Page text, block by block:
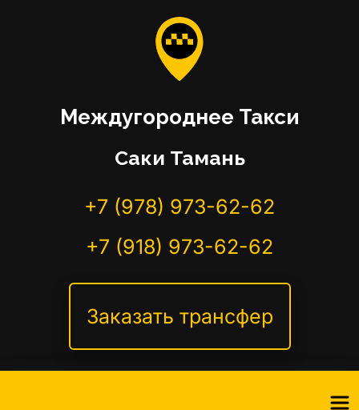
Междугороднее Такси
Саки Тамань
+7 (978) 973-62-62
+7 (918) 973-62-62
Заказать трансфер